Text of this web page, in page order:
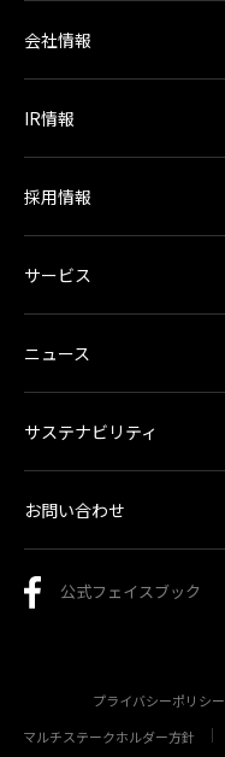
会社情報
IR情報
採用情報
サービス
ニュース
サステナビリティ
お問い合わせ
公式フェイスブック
プライバシーポリシー
マルチステークホルダー方針